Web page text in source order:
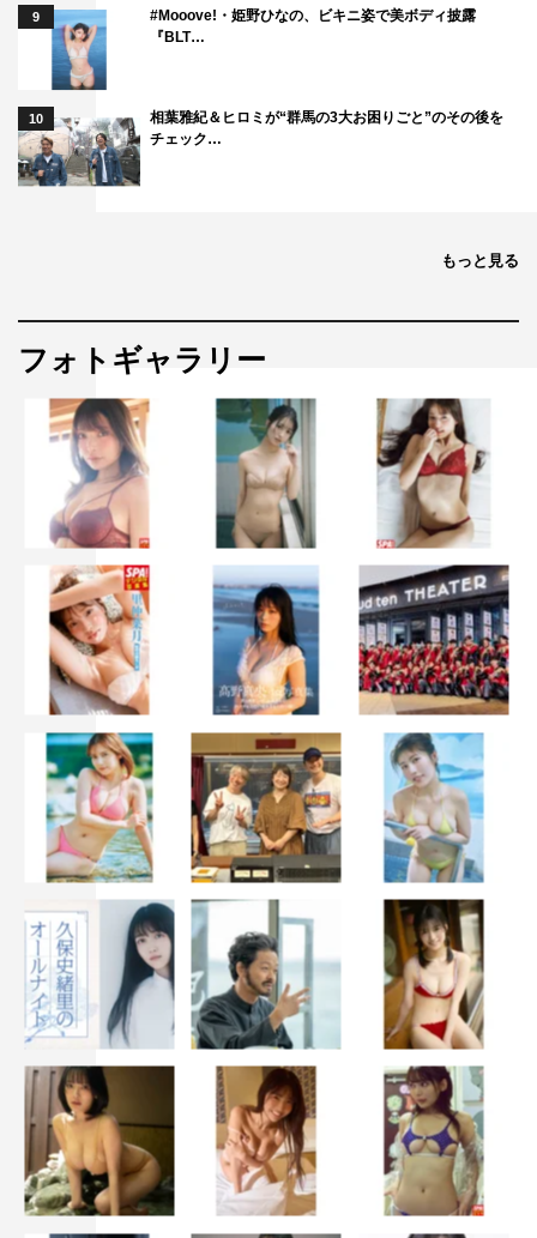
9
#Mooove!・姫野ひなの、ビキニ姿で美ボディ披露
『BLT…
10
相葉雅紀＆ヒロミが“群馬の3大お困りごと”のその後を
チェック…
もっと見る
フォトギャラリー